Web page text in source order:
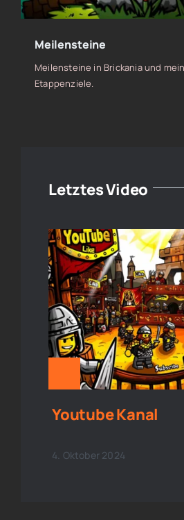
Meilensteine
Meilensteine in Brickania und
Etappenziele.
Letztes Video
Youtube Kanal
4. Oktober 2024